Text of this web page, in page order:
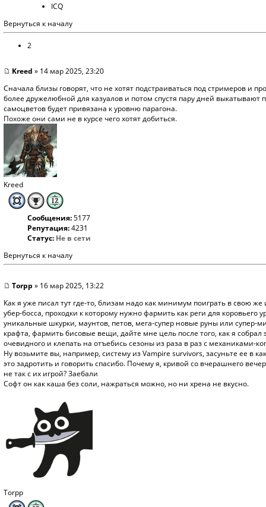
ICQ
Вернуться к началу
2
Kreed » 14 мар 2025, 23:20
Сначала близы говорят, что не хотят подстраиваться под стримеров и
более дружелюбной для казуалов и потом спустя пару дней
самоцветов будет привязана к уровню парагона.
Похоже они сами не в курсе чего хотят добиться.
Kreed
Сообщения:5177
Репутация:4231
Статус: Не в сети
Вернуться к началу
Torpp » 16 мар 2025, 13:22
Как я уже писал тут где-то, близам надо как минимум поиграть в свою
убер-босса, проходки к которому нужно фармить как реги для коровьего
уникальные шкурки, маунтов, петов, мега-супер новые руны или
крафта, фармить бисовые вещи, дайте мне цель после того, как я
очевидного и клепать на отъебись сезоны из раза в раз с механиками-
Ну возьмите вы, например, систему из Vampire survivors, засуньте ее в
это задротить и говорить спасибо. Почему я, кривой со вчерашнего
не так с их игрой? Заебали
Софт он как каша без соли, нажраться можно, но ни хрена не вкусно.
Torpp